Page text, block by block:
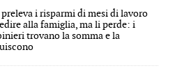
i risparmi di mesi di lavoro
alla famiglia, ma li perde: i
trovano la somma e la